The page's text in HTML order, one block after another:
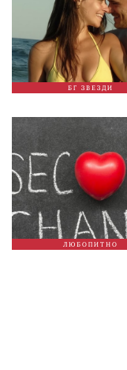
БГ ЗВЕЗДИ
ЛЮБОПИТНО